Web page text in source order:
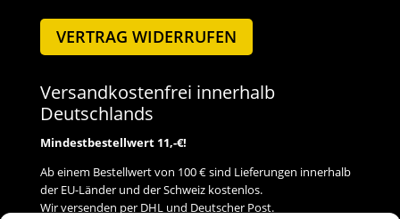
VERTRAG WIDERRUFEN
Versandkostenfrei innerhalb
Deutschlands
Mindestbestellwert 11,-€!
Ab einem Bestellwert von 100 € sind Lieferungen innerhalb
der EU-Länder und der Schweiz kostenlos.
Wir versenden per DHL und Deutscher Post.